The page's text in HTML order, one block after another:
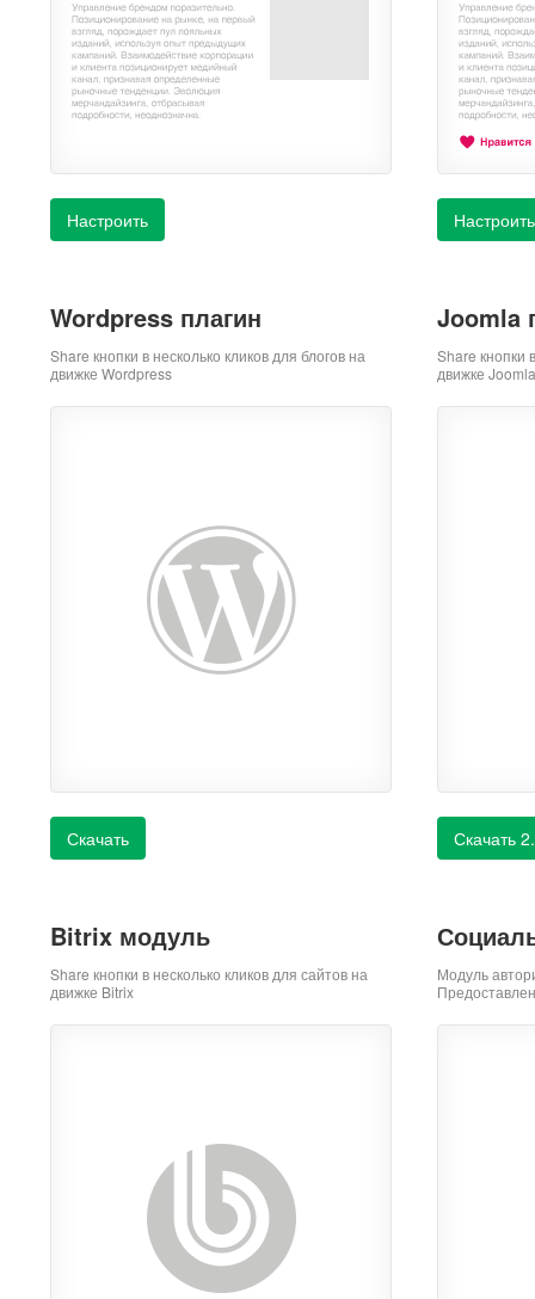
Настроить Настроить
Wordpress плагин
Share кнопки в несколько кликов для блогов на
движке Wordpress
Скачать
Joomla
Share кнопки
движке Joomla
Скачать
Bitrix модуль
Share кнопки в несколько кликов для сайтов на
движке Bitrix
Модуль